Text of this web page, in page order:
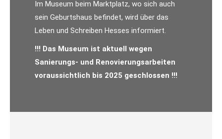
Im Museum beim Marktplatz, wo sich auch
sein Geburtshaus befindet, wird über das
Leben und Schreiben Hesses informiert.
!!! Das Museum ist aktuell wegen
Sanierungs- und Renovierungsarbeiten
voraussichtlich bis 2025 geschlossen !!!